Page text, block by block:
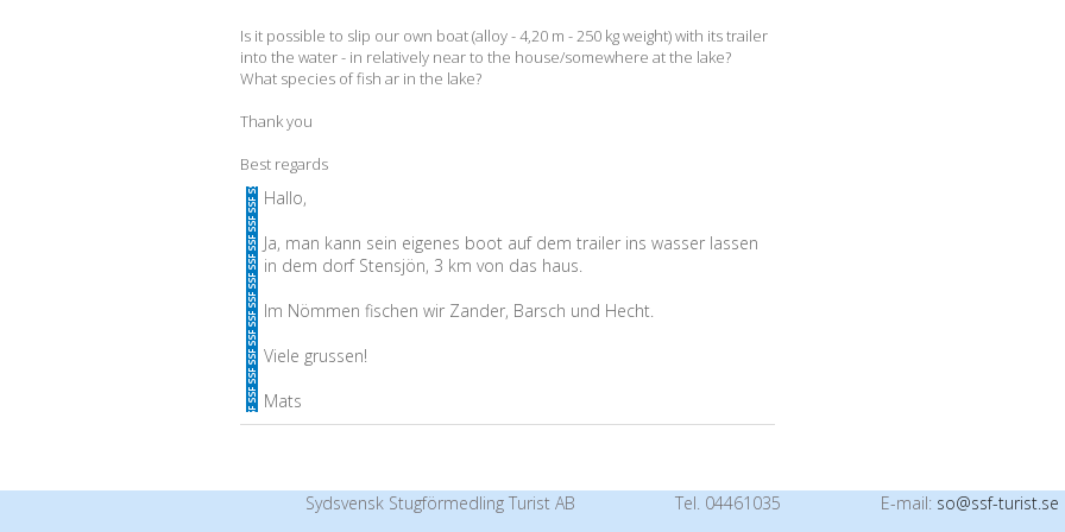
Is it possible to slip our own boat (alloy - 4,20 m - 250 kg weight) with its trailer
into the water - in relatively near to the house/somewhere at the lake?
What species of fish ar in the lake?
Thank you
Best regards
Hallo,
Ja, man kann sein eigenes boot auf dem trailer ins wasser lassen
in dem dorf Stensjön, 3 km von das haus.
Im Nömmen fischen wir Zander, Barsch und Hecht.
Viele grussen!
Mats
Sydsvensk Stugförmedling Turist AB Tel. 04461035 E-mail: so@ssf-turist.se